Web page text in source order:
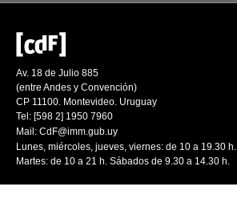
Av. 18 de Julio 885
(entre Andes y Convención)
CP 11100. Montevideo. Uruguay
Tel: [598 2] 1950 7960
Mail: CdF@imm.gub.uy
Lunes, miércoles, jueves, viernes: de 10 a 19.30 h.
Martes: de 10 a 21 h. Sábados de 9.30 a 14.30 h.